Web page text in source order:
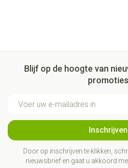
Blijf op de hoogte van
promoties
Inschrijven
Door op inschrijven te klikken,
nieuwsbrief en gaat u akkoord